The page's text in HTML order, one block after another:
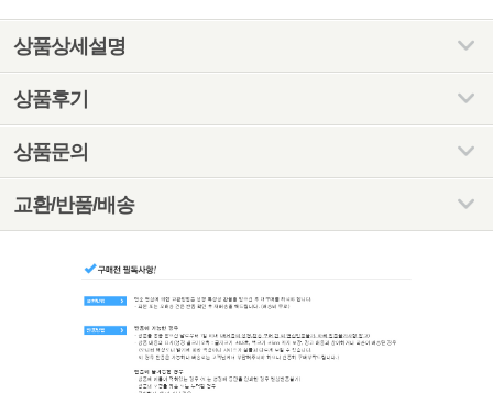
상품상세설명
상품후기
상품문의
교환/반품/배송